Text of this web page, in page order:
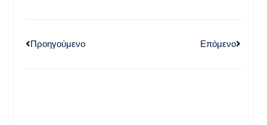
Προηγούμενο Επόμενο